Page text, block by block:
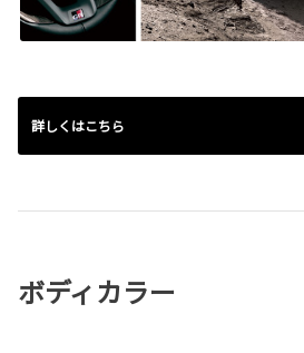
詳しくはこちら
ボディカラー